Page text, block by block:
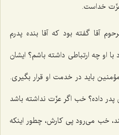
خداست.
آقا گفته بود كه آقا بنده پدرم
او چه ارتباطی داشته باشم؟ ایشان
باید در خدمت او قرار بگیری.
داده؟ خب اگر عزّت نداشته باشد
خب می‌رود پی كارش، چطور اینكه